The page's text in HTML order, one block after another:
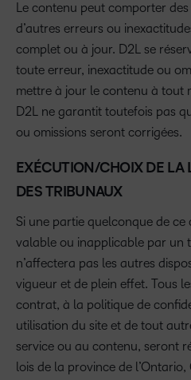
Le contenu peut comporter
d’autres erreurs ou
complet ou à jour. D2L se
toute erreur, inexactitude ou
mettre à jour le contenu à tout
D2L ne garantit toutefois pas
ou omissions seront corrigées.
EXÉCUTION/CHOIX DE LA
DES TRIBUNAUX
Si une partie quelconque de
valable ou inapplicable par un
n’affectera pas les autres
vigueur et de plein effet. Tous
contrat, à la politique de
utilisation du site et de tout
service ou au contenu, seront
lois de la province de